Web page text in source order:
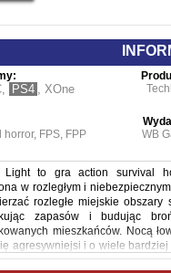
, PS4 , XOne
horror, FPS, FPP
WB
Light to gra action survival
w rozległym i
rozległe miejskie
zapasów i budując
mieszkańców. Nocą
agresywniejsi i o wiele
którzy ruszają na